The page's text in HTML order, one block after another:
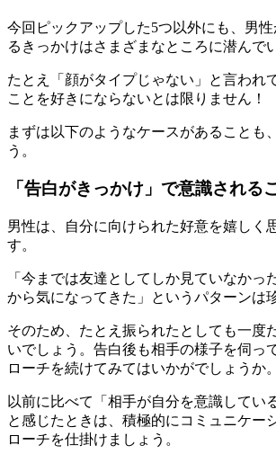
今回ピックアップした5つ以外にも、男
るきっかけはさまざまなところに潜んで
たとえ「顔がタイプじゃない」と言われ
ことを好きにならないとは限りません！
まずは以下のようなケースがあることも
う。
「告白がきっかけ」で意識される
男性は、自分に向けられた好意を嬉しく
す。
「今までは友達としてしか見ていなかっ
から気になってきた」というパターンは
そのため、たとえ振られたとしても一度
いでしょう。告白後も相手の様子を伺っ
ローチを続けてみてはいかがでしょうか。
以前に比べて「相手が自分を意識してい
と感じたときは、積極的にコミュニケー
ローチを仕掛けましょう。